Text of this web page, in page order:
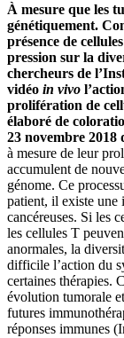
À mesure que les
génétiquement.
présence de
pression sur la
chercheurs de
vidéo in vivo
prolifération de
élaboré de
23 novembre 2018
à mesure de leur
accumulent de
génome. Ce
patient, il existe une
cancéreuses. Si les
les cellules T
anormales, la
difficile l’action du
certaines thérapies.
évolution tumorale
futures
réponses immunes